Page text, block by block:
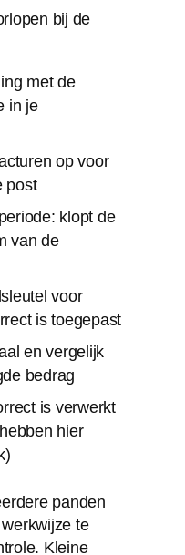
bij de
met de
in je
op voor
post
klopt de
van de
voor
is toegepast
en vergelijk
bedrag
is verwerkt
hier
panden
te
Kleine